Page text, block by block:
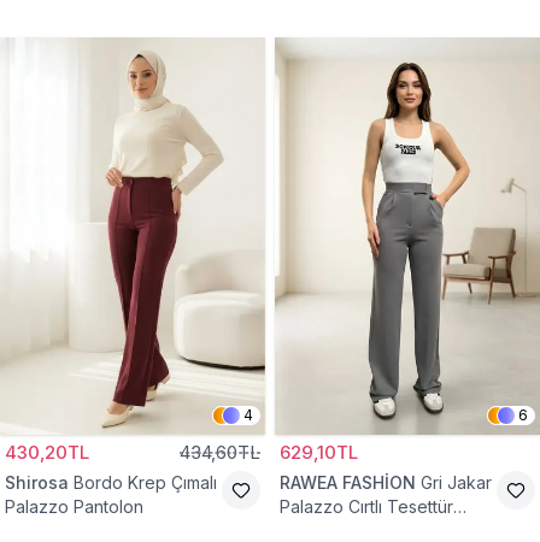
4
430,20TL 434,60TL
Shirosa Bordo Krep Çımalı
Palazzo Pantolon
6
629,10TL
RAWEA FASHİON Gri Jakar
Palazzo Cırtlı Tesettür